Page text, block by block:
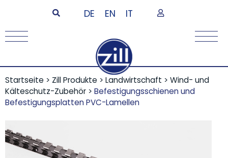
DE EN IT
Startseite > Zill Produkte > Landwirtschaft > Wind- und
Kälteschutz-Zubehör > Befestigungsschienen und
Befestigungsplatten PVC-Lamellen